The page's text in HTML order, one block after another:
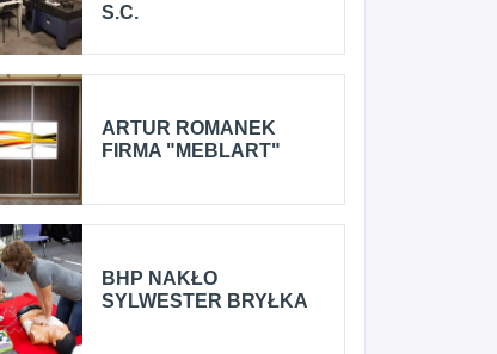
S.C.
ARTUR ROMANEK
FIRMA "MEBLART"
BHP NAKŁO
SYLWESTER BRYŁKA